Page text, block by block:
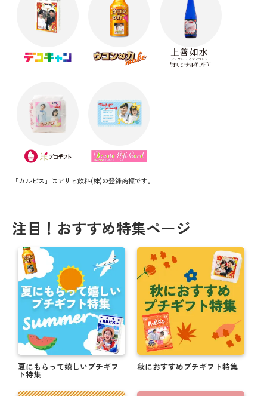
「カルピス」はアサヒ飲料(株)の登録商標です。
注目！おすすめ特集ページ
夏にもらって嬉しいプチギフ
ト特集
秋におすすめプチギフト特集